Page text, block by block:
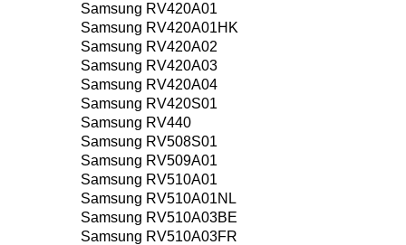
Samsung RV420A01
Samsung RV420A01HK
Samsung RV420A02
Samsung RV420A03
Samsung RV420A04
Samsung RV420S01
Samsung RV440
Samsung RV508S01
Samsung RV509A01
Samsung RV510A01
Samsung RV510A01NL
Samsung RV510A03BE
Samsung RV510A03FR